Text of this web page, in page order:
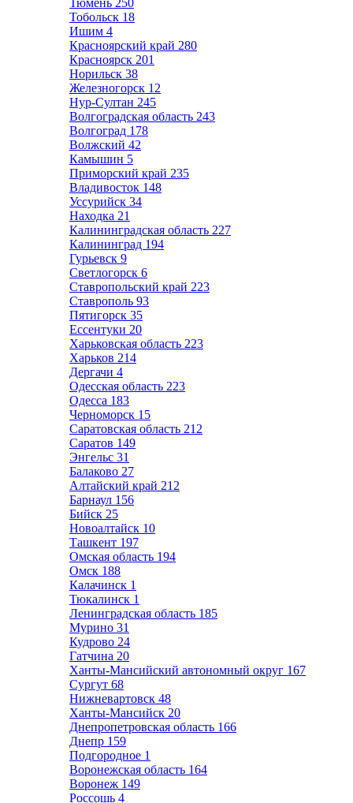
Тюмень 250
Тобольск 18
Ишим 4
Красноярский край 280
Красноярск 201
Норильск 38
Железногорск 12
Нур-Султан 245
Волгоградская область 243
Волгоград 178
Волжский 42
Камышин 5
Приморский край 235
Владивосток 148
Уссурийск 34
Находка 21
Калининградская область 227
Калининград 194
Гурьевск 9
Светлогорск 6
Ставропольский край 223
Ставрополь 93
Пятигорск 35
Ессентуки 20
Харьковская область 223
Харьков 214
Дергачи 4
Одесская область 223
Одесса 183
Черноморск 15
Саратовская область 212
Саратов 149
Энгельс 31
Балаково 27
Алтайский край 212
Барнаул 156
Бийск 25
Новоалтайск 10
Ташкент 197
Омская область 194
Омск 188
Калачинск 1
Тюкалинск 1
Ленинградская область 185
Мурино 31
Кудрово 24
Гатчина 20
Ханты-Мансийский автономный округ 167
Сургут 68
Нижневартовск 48
Ханты-Мансийск 20
Днепропетровская область 166
Днепр 159
Подгородное 1
Воронежская область 164
Воронеж 149
Россошь 4